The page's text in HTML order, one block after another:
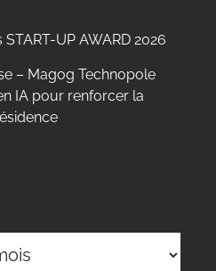
UP AWARD 2026
– Magog Technopole
IA pour renforcer la